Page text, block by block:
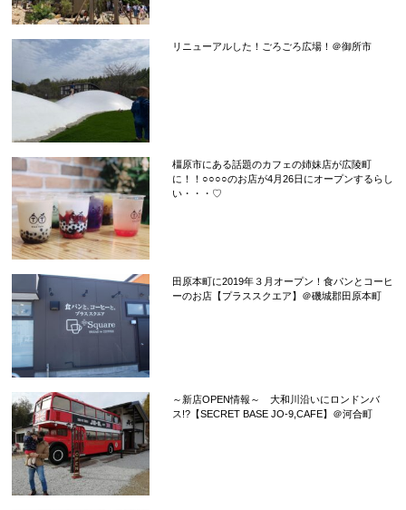
リニューアルした！ごろごろ広場！＠御所市
橿原市にある話題のカフェの姉妹店が広陵町
に！！○○○○のお店が4月26日にオープンするらし
い・・・♡
田原本町に2019年３月オープン！食パンとコーヒ
ーのお店【プラススクエア】＠磯城郡田原本町
～新店OPEN情報～ 大和川沿いにロンドンバ
ス!?【SECRET BASE JO-9,CAFE】＠河合町